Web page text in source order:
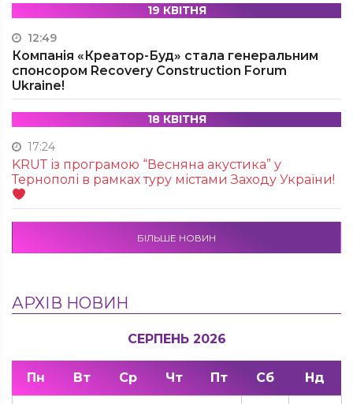
19 КВІТНЯ
12:49
Компанія «Креатор-Буд» стала генеральним
спонсором Recovery Construction Forum
Ukraine!
18 КВІТНЯ
17:24
KRUТ із програмою “Весняна акустика” у
Тернополі в рамках туру містами Заходу України!
БІЛЬШЕ НОВИН
АРХІВ НОВИН
СЕРПЕНЬ 2026
Пн Вт Ср Чт Пт Сб Нд